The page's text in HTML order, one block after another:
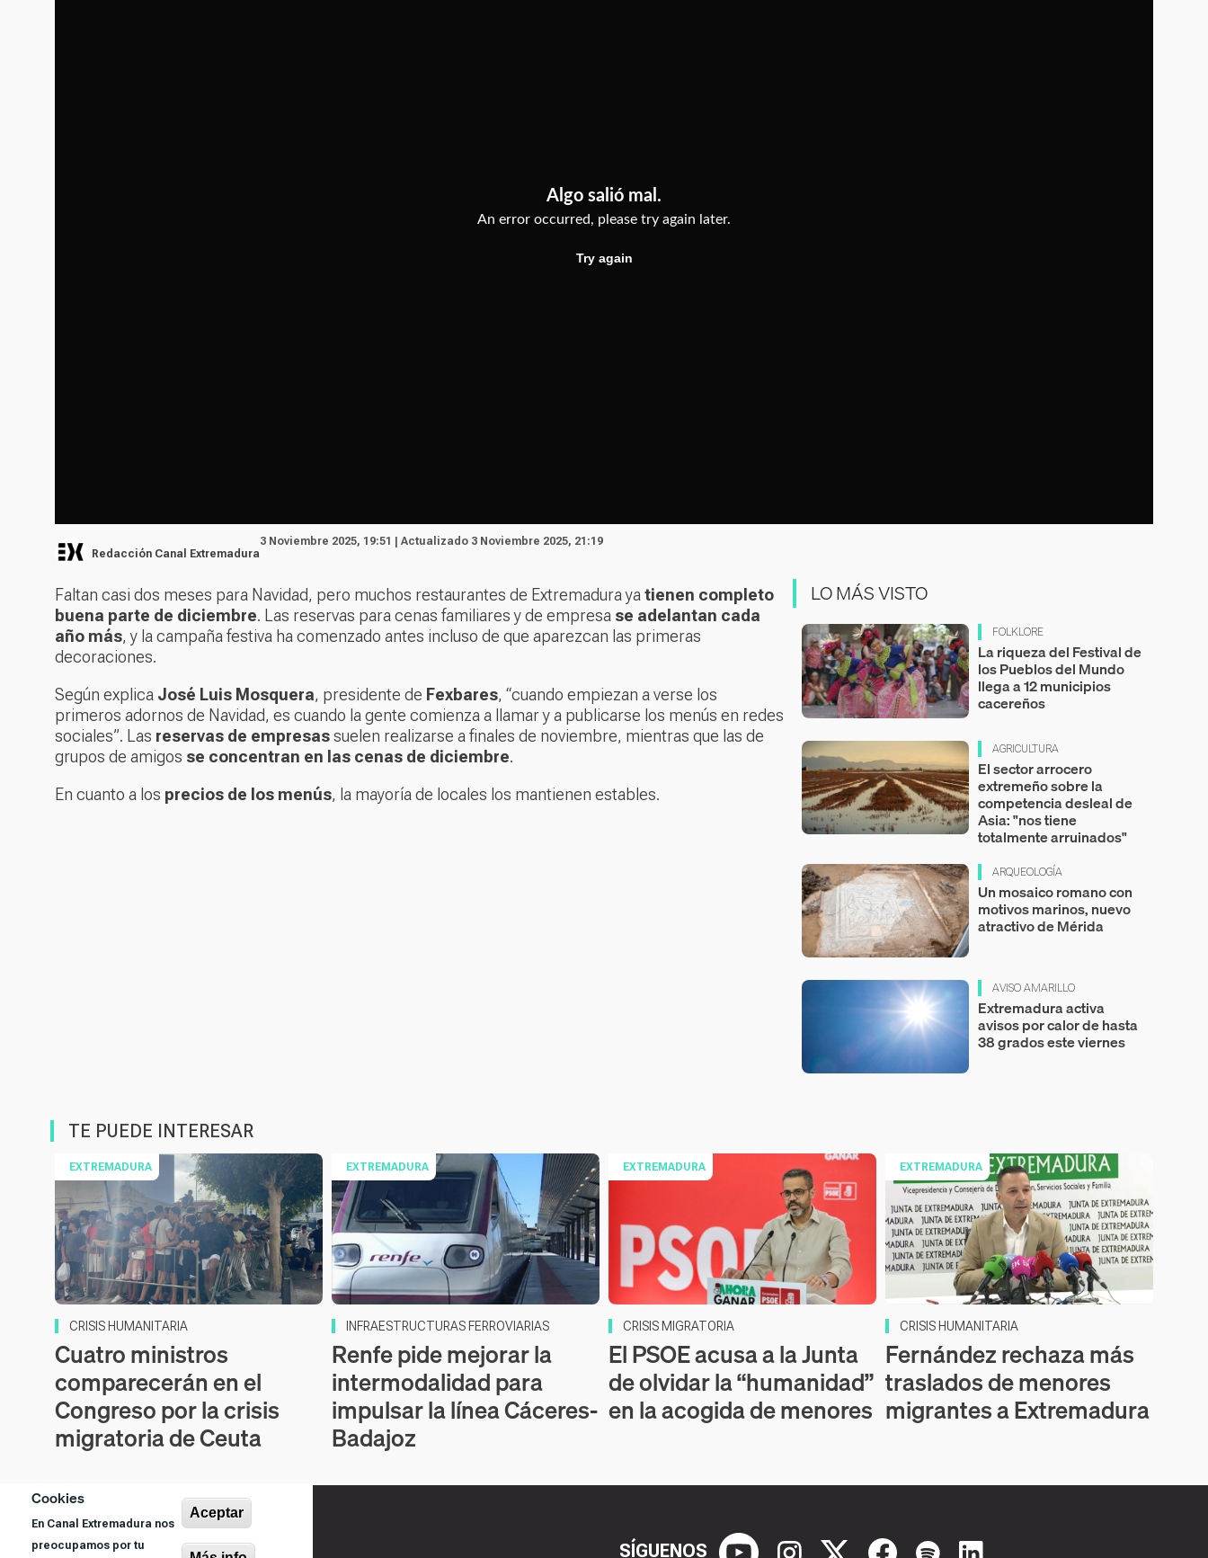
Cookies
En Canal Extremadura nos
preocupamos por tu
Aceptar
Redacción Canal Extremadura
3 Noviembre 2025, 19:51 | Actualizado 3 Noviembre 2025, 21:19
Faltan casi dos meses para Navidad, pero muchos restaurantes de Extremadura yatienen completo
buena parte de diciembre. Las reservas para cenas familiares y de empresa se adelantan cada
año más, y la campaña festiva ha comenzado antes incluso de que aparezcan las primeras
decoraciones.
Según explica José Luis Mosquera, presidente de Fexbares, “cuando empiezan a verse los
primeros adornos de Navidad, es cuando la gente comienza a llamar y a publicarse los menús en redes
sociales”. Las reservas de empresassuelen realizarse a finales de noviembre, mientras que las de
grupos de amigos se concentran en las cenas de diciembre.
En cuanto a los precios de los menús, la mayoría de locales los mantienen estables.
LO MÁS VISTO
FOLKLORE
La riqueza del Festival de
los Pueblos del Mundo
llega a 12 municipios
cacereños
AGRICULTURA
El sector arrocero
extremeño sobre la
competencia desleal de
Asia: "nos tiene
totalmente arruinados"
ARQUEOLOGÍA
Un mosaico romano con
motivos marinos, nuevo
atractivo de Mérida
AVISO AMARILLO
Extremadura activa
avisos por calor de hasta
38 grados este viernes
TE PUEDE INTERESAR
EXTREMADURA
CRISIS HUMANITARIA
Cuatro ministros
comparecerán en el
Congreso por la crisis
migratoria de Ceuta
EXTREMADURA
INFRAESTRUCTURAS FERROVIARIAS
Renfe pide mejorar la
intermodalidad para
impulsar la línea Cáceres-
Badajoz
EXTREMADURA
CRISIS MIGRATORIA
El PSOE acusa a la Junta
de olvidar la “humanidad”
en la acogida de menores
EXTREMADURA
CRISIS HUMANITARIA
Fernández rechaza más
traslados de menores
migrantes a Extremadura
SÍGUENOS